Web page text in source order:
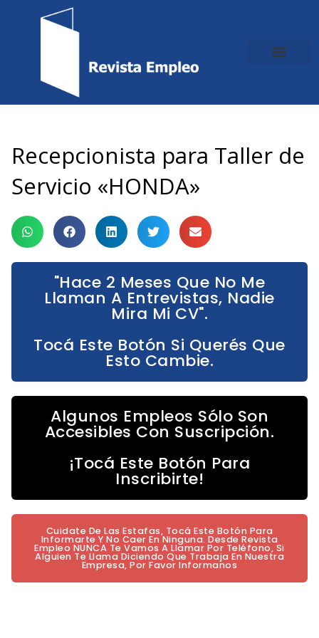
Recepcionista para Taller de
Servicio «HONDA»
"Hace 2 Meses Que No Me
Llaman A Entrevistas, Nadie
Mira Mi CV".
Tocá Este Botón Si Querés Que
Esto Cambie.
Algunos Empleos Sólo Son
Accesibles Con Suscripción.
¡Tocá Este Botón Para
Inscribirte!
Cuidate De Las Estafas, Tocá Este Botón Para
Informarte Y No Caer En Ninguna. Desde Revista
Empleo NUNCA Te Vamos A Llamar Por Teléfono, Si
Alguien Te Llama Diciendo Que Trabaja En Nuestra
Empresa, Por Favor Informanos